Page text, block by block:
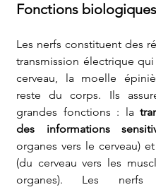
Fonctions biologiques
Les nerfs constituent des
transmission électrique
cerveau, la moelle
reste du corps. Ils
grandes fonctions : la
des informations
organes vers le cerveau) et
(du cerveau vers les
organes). Les nerfs